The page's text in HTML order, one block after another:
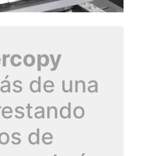
de una
de